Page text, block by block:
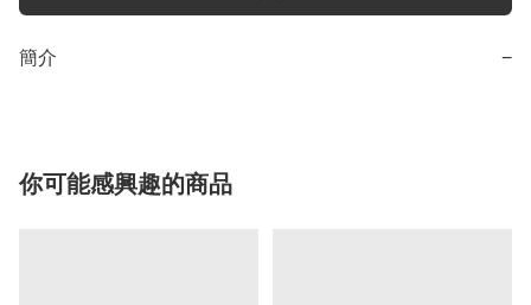
簡介 −
你可能感興趣的商品